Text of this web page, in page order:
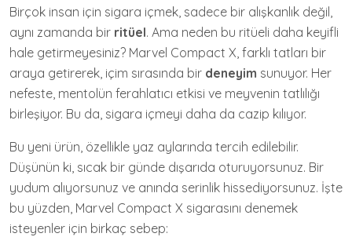
Birçok insan için sigara içmek, sadece bir alışkanlık değil,
aynı zamanda bir ritüel. Ama neden bu ritüeli daha keyifli
hale getirmeyesiniz? Marvel Compact X, farklı tatları bir
araya getirerek, içim sırasında bir deneyim sunuyor. Her
nefeste, mentolün ferahlatıcı etkisi ve meyvenin tatlılığı
birleşiyor. Bu da, sigara içmeyi daha da cazip kılıyor.
Bu yeni ürün, özellikle yaz aylarında tercih edilebilir.
Düşünün ki, sıcak bir günde dışarıda oturuyorsunuz. Bir
yudum alıyorsunuz ve anında serinlik hissediyorsunuz. İşte
bu yüzden, Marvel Compact X sigarasını denemek
isteyenler için birkaç sebep: